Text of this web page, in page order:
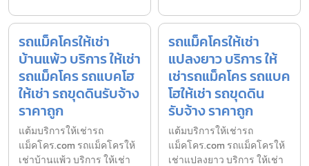
รถแม็คโครให้เช่า
บ้านแพ้ว บริการ ให้เช่า
รถแม็คโคร รถแบคโฮ
ให้เช่า รถขุดดินรับจ้าง
ราคาถูก
แต้มบริการให้เช่ารถ
แม็คโคร.com รถแม็คโครให้
เช่าบ้านแพ้ว บริการ ให้เช่า
รถแม็คโครให้เช่า
แปลงยาว บริการ ให้
เช่ารถแม็คโคร รถแบค
โฮให้เช่า รถขุดดิน
รับจ้าง ราคาถูก
แต้มบริการให้เช่ารถ
แม็คโคร.com รถแม็คโครให้
เช่าแปลงยาว บริการ ให้เช่า